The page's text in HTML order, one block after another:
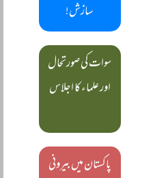
سازش!
سوات کی صورتحال
اور علماء کا اجلاس
پاکستان میں بیرونی